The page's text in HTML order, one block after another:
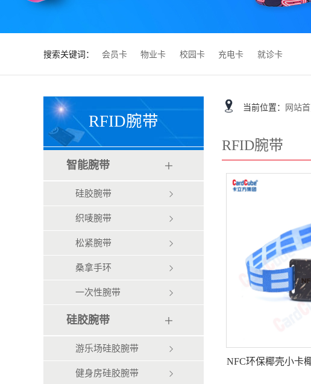
搜索关键词： 会员卡 物业卡 校园卡 充电卡 就诊卡
RFID腕带
智能腕带
硅胶腕带
织唛腕带
松紧腕带
桑拿手环
一次性腕带
硅胶腕带
游乐场硅胶腕带
健身房硅胶腕带
当前位置： 网站
RFID腕带
NFC环保椰壳小卡